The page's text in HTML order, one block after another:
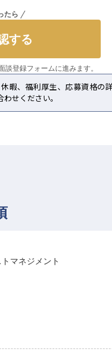
たら
する
談登録フォームに進みます。
暇、福利厚生、応募資格の
せください。
マネジメント